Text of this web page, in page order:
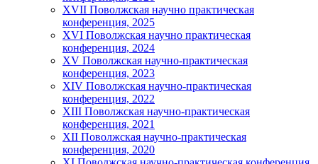
XVII Поволжская научно практическая
конференция, 2025
XVI Поволжская научно практическая
конференция, 2024
ХV Поволжская научно-практическая
конференция, 2023
ХIV Поволжская научно-практическая
конференция, 2022
ХIII Поволжская научно-практическая
конференция, 2021
ХII Поволжская научно-практическая
конференция, 2020